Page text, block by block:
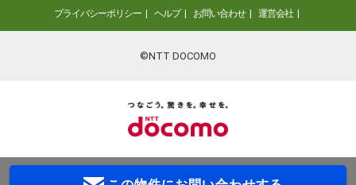
プライバシーポリシー ヘルプ お問い合わせ 運営会社
©NTT DOCOMO